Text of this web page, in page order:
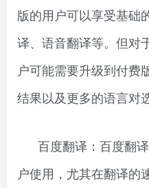
版的用户可以享受基础
译、语音翻译等。但对
户可能需要升级到付费
结果以及更多的语言对
百度翻译：百度翻
户使用，尤其在翻译的